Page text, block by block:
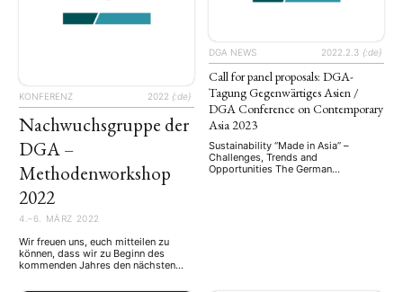
KONFERENZ 2022 {:de}
Nachwuchsgruppe der
DGA –
Methodenworkshop
2022
4.–6. MÄRZ 2022
Wir freuen uns, euch mitteilen zu
können, dass wir zu Beginn des
kommenden Jahres den nächsten
DGA NEWS 2022.2.3 {:de}
Call for panel proposals: DGA-
Tagung Gegenwärtiges Asien /
DGA Conference on Contemporary
Asia 2023
Sustainability “Made in Asia” –
Challenges, Trends and
Opportunities The German